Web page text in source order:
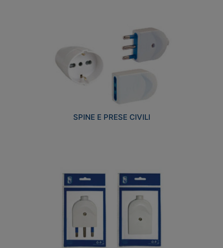
SPINE E PRESE CIVILI